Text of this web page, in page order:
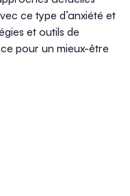
ce type d’anxiété et
et outils de
pour un mieux-être